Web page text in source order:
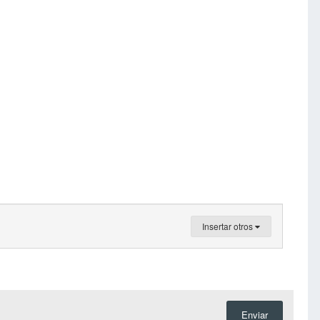
Insertar otros
Enviar